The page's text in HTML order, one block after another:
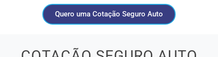
Quero uma Cotação Seguro Auto